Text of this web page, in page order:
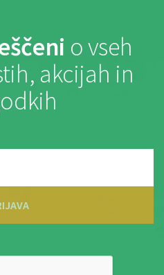
o vseh
akcijah in